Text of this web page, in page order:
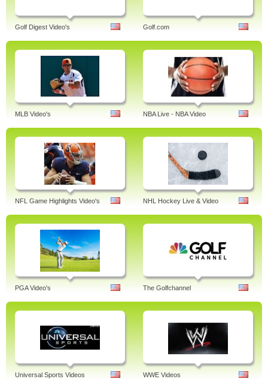
Golf Digest Video's Golf.com
MLB Video's NBA Live - NBA Video
NFL Game Highlights Video's NHL Hockey Live & Video
PGA Video's The Golfchannel
Universal Sports Videos WWE Videos